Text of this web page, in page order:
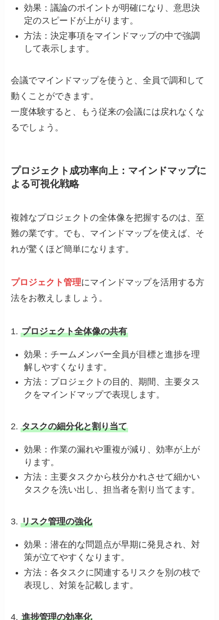
効果：議論のポイントが明確になり、意思決
定のスピードが上がります。
方法：決定事項をマインドマップの中で強調
して表示します。
会議でマインドマップを使うと、全員で調和して
動くことができます。
一度体験すると、もう従来の会議には戻れなくな
るでしょう。
プロジェクト成功率向上：マインドマップに
よる可視化戦略
複雑なプロジェクトの全体像を把握するのは、至
難の業です。でも、マインドマップを使えば、そ
れが驚くほど簡単になります。
プロジェクト管理にマインドマップを活用する方
法をお教えしましょう。
1.プロジェクト全体像の共有
効果：チームメンバー全員が目標と進捗を理
解しやすくなります。
方法：プロジェクトの目的、期間、主要タス
クをマインドマップで表現します。
2.タスクの細分化と割り当て
効果：作業の漏れや重複が減り、効率が上が
ります。
方法：主要タスクから枝分かれさせて細かい
タスクを洗い出し、担当者を割り当てます。
3.リスク管理の強化
効果：潜在的な問題点が早期に発見され、対
策が立てやすくなります。
方法：各タスクに関連するリスクを別の枝で
表現し、対策を記載します。
4.進捗管理の効率化